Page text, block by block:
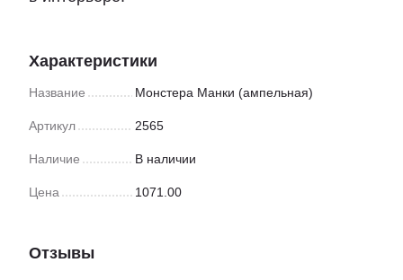
Характеристики
Название Монстера Манки (ампельная)
Артикул 2565
Наличие В наличии
Цена 1071.00
Отзывы